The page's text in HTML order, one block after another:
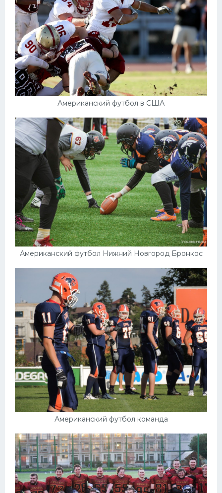
Американский футбол в США
Американский футбол Нижний Новгород Бронкос
Американский футбол команда